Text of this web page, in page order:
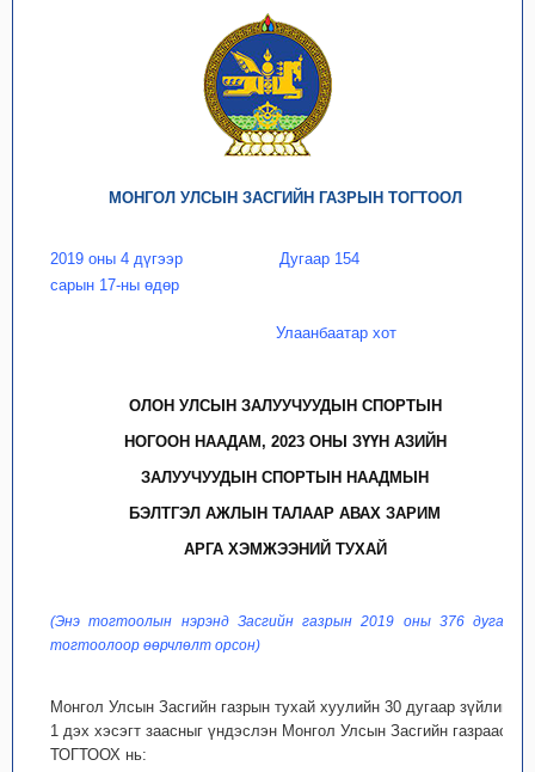
МОНГОЛ УЛСЫН ЗАСГИЙН ГАЗРЫН ТОГТООЛ
2019 оны 4 дүгээр
сарын 17-ны өдөр
Дугаар 154
Улаанбаатар хот
ОЛОН УЛСЫН ЗАЛУУЧУУДЫН СПОРТЫН
НОГООН НААДАМ, 2023 ОНЫ ЗҮҮН АЗИЙН
ЗАЛУУЧУУДЫН СПОРТЫН НААДМЫН
БЭЛТГЭЛ АЖЛЫН ТАЛААР АВАХ ЗАРИМ
АРГА ХЭМЖЭЭНИЙ ТУХАЙ
(Энэ тогтоолын нэрэнд Засгийн газрын 2019 оны 376 дугаар
тогтоолоор өөрчлөлт орсон)
Монгол Улсын Засгийн газрын тухай хуулийн 30 дугаар зүйлийн
1 дэх хэсэгт заасныг үндэслэн Монгол Улсын Засгийн газраас
ТОГТООХ нь: